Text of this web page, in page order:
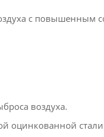
с повышенным
воздуха.
оцинкованной